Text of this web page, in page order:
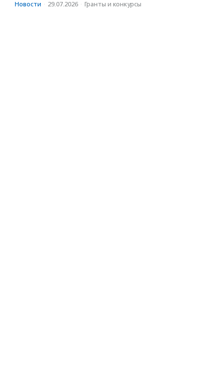
Новости · 29.07.2026 · Гранты и конкурсы